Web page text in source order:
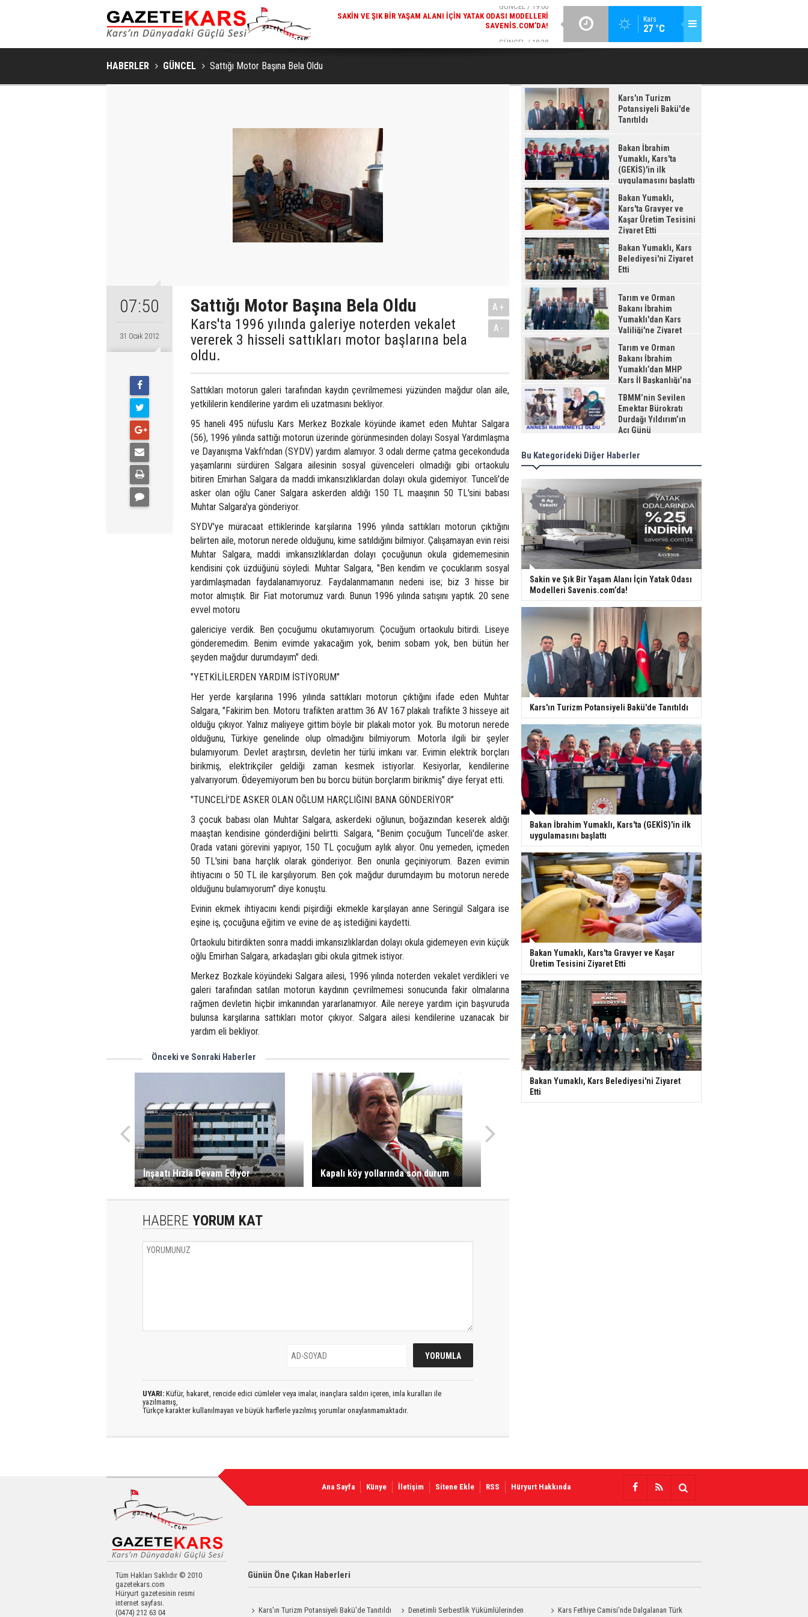
Kars
27 °C
GÜNCEL / 18:38
KARS'IN TURIZM POTANSIYELI BAKÜ'DE TANITILDI
BAKAN İBRAHIM YUMAKLI, KARS'TA (GEKİS)'IN ILK
HABERLER GÜNCEL Sattığı Motor Başına Bela Oldu
07:50
31 Ocak 2012
Sattığı Motor Başına Bela Oldu
Kars'ta 1996 yılında galeriye noterden vekalet
vererek 3 hisseli sattıkları motor başlarına bela
oldu.
A+
A-
Sattıkları motorun galeri tarafından kaydın çevrilmemesi yüzünden mağdur olan aile,
yetkililerin kendilerine yardım eli uzatmasını bekliyor.
95 haneli 495 nüfuslu Kars Merkez Bozkale köyünde ikamet eden Muhtar Salgara
(56), 1996 yılında sattığı motorun üzerinde görünmesinden dolayı Sosyal Yardımlaşma
ve Dayanışma Vakfı'ndan (SYDV) yardım alamıyor. 3 odalı derme çatma gecekonduda
yaşamlarını sürdüren Salgara ailesinin sosyal güvenceleri olmadığı gibi ortaokulu
bitiren Emirhan Salgara da maddi imkansızlıklardan dolayı okula gidemiyor. Tunceli'de
asker olan oğlu Caner Salgara askerden aldığı 150 TL maaşının 50 TL'sini babası
Muhtar Salgara'ya gönderiyor.
SYDV'ye müracaat ettiklerinde karşılarına 1996 yılında sattıkları motorun çıktığını
belirten aile, motorun nerede olduğunu, kime satıldığını bilmiyor. Çalışamayan evin reisi
Muhtar Salgara, maddi imkansızlıklardan dolayı çocuğunun okula gidememesinin
kendisini çok üzdüğünü söyledi. Muhtar Salgara, "Ben kendim ve çocuklarım sosyal
yardımlaşmadan faydalanamıyoruz. Faydalanmamanın nedeni ise; biz 3 hisse bir
motor almıştık. Bir Fiat motorumuz vardı. Bunun 1996 yılında satışını yaptık. 20 sene
evvel motoru
galericiye verdik. Ben çocuğumu okutamıyorum. Çocuğum ortaokulu bitirdi. Liseye
gönderemedim. Benim evimde yakacağım yok, benim sobam yok, ben bütün her
şeyden mağdur durumdayım" dedi.
"YETKİLİLERDEN YARDIM İSTİYORUM"
Her yerde karşılarına 1996 yılında sattıkları motorun çıktığını ifade eden Muhtar
Salgara, "Fakirim ben. Motoru trafikten arattım 36 AV 167 plakalı trafikte 3 hisseye ait
olduğu çıkıyor. Yalnız maliyeye gittim böyle bir plakalı motor yok. Bu motorun nerede
olduğunu, Türkiye genelinde olup olmadığını bilmiyorum. Motorla ilgili bir şeyler
bulamıyorum. Devlet araştırsın, devletin her türlü imkanı var. Evimin elektrik borçları
birikmiş, elektrikçiler geldiği zaman kesmek istiyorlar. Kesiyorlar, kendilerine
yalvarıyorum. Ödeyemiyorum ben bu borcu bütün borçlarım birikmiş" diye feryat etti.
"TUNCELİ'DE ASKER OLAN OĞLUM HARÇLIĞINI BANA GÖNDERİYOR"
3 çocuk babası olan Muhtar Salgara, askerdeki oğlunun, boğazından keserek aldığı
maaştan kendisine gönderdiğini belirtti. Salgara, "Benim çocuğum Tunceli'de asker.
Orada vatani görevini yapıyor, 150 TL çocuğum aylık alıyor. Onu yemeden, içmeden
50 TL'sini bana harçlık olarak gönderiyor. Ben onunla geçiniyorum. Bazen evimin
ihtiyacını o 50 TL ile karşılıyorum. Ben çok mağdur durumdayım bu motorun nerede
olduğunu bulamıyorum" diye konuştu.
Evinin ekmek ihtiyacını kendi pişirdiği ekmekle karşılayan anne Seringül Salgara ise
eşine iş, çocuğuna eğitim ve evine de aş istediğini kaydetti.
Ortaokulu bitirdikten sonra maddi imkansızlıklardan dolayı okula gidemeyen evin küçük
oğlu Emirhan Salgara, arkadaşları gibi okula gitmek istiyor.
Merkez Bozkale köyündeki Salgara ailesi, 1996 yılında noterden vekalet verdikleri ve
galeri tarafından satılan motorun kaydının çevrilmemesi sonucunda fakir olmalarına
rağmen devletin hiçbir imkanından yararlanamıyor. Aile nereye yardım için başvuruda
bulunsa karşılarına sattıkları motor çıkıyor. Salgara ailesi kendilerine uzanacak bir
yardım eli bekliyor.
Önceki ve Sonraki Haberler
İnşaatı Hızla Devam Ediyor Kapalı köy yollarında son durum
HABERE YORUM KAT
UYARI: Küfür, hakaret, rencide edici cümleler veya imalar, inançlara saldırı içeren, imla kuralları ile
yazılmamış,
Türkçe karakter kullanılmayan ve büyük harflerle yazılmış yorumlar onaylanmamaktadır.
Kars'ın Turizm
Potansiyeli Bakü'de
Tanıtıldı
Bakan İbrahim
Yumaklı, Kars'ta
(GEKİS)'in ilk
uygulamasını başlattı
Bakan Yumaklı,
Kars'ta Gravyer ve
Kaşar Üretim Tesisini
Ziyaret Etti
Bakan Yumaklı, Kars
Belediyesi'ni Ziyaret
Etti
Tarım ve Orman
Bakanı İbrahim
Yumaklı'dan Kars
Valiliği'ne Ziyaret
Tarım ve Orman
Bakanı İbrahim
Yumaklı’dan MHP
Kars İl Başkanlığı’na
Ziyaret
TBMM’nin Sevilen
Emektar Bürokratı
Durdağı Yıldırım’ın
Acı Günü
Bu Kategorideki Diğer Haberler
Sakin ve Şık Bir Yaşam Alanı İçin Yatak Odası
Modelleri Savenis.com’da!
Kars'ın Turizm Potansiyeli Bakü'de Tanıtıldı
Bakan İbrahim Yumaklı, Kars'ta (GEKİS)'in ilk
uygulamasını başlattı
Bakan Yumaklı, Kars'ta Gravyer ve Kaşar
Üretim Tesisini Ziyaret Etti
Bakan Yumaklı, Kars Belediyesi'ni Ziyaret
Etti
Ana Sayfa Künye İletişim Sitene Ekle RSS Hüryurt Hakkında
Tüm Hakları Saklıdır © 2010
gazetekars.com
Hüryurt gazetesinin resmi
internet sayfası.
(0474) 212 63 04
Günün Öne Çıkan Haberleri
Kars'ın Turizm Potansiyeli Bakü'de Tanıtıldı Denetimli Serbestlik Yükümlülerinden Kars Fethiye Camisi'nde Dalgalanan Türk